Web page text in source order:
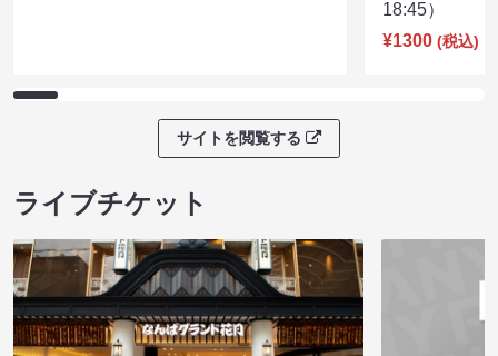
18:45）
¥1300 (税込)
サイトを閲覧する
ライブチケット